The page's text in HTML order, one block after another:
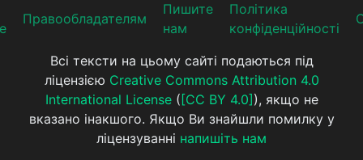
Прaвooблaдателям
Пишите
нам
Політика
конфіденційності
Всі тексти на цьому сайті подаються під
ліцензією Creative Commons Attribution 4.0
International License( [CC BY 4.0] ), якщо не
вказано інакшого. Якщо Ви знайшли помилку у
ліцензуванні напишіть нам